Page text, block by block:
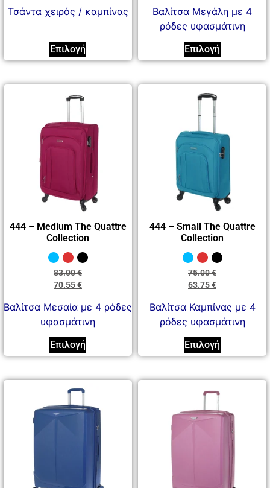
Τσάντα χειρός / καμπίνας
Επιλογή
Βαλίτσα Μεγάλη με 4
ρόδες υφασμάτινη
Επιλογή
444 – Medium The Quattre
Collection
83.00€
70.55€
Βαλίτσα Μεσαία με 4 ρόδες
υφασμάτινη
Επιλογή
444 – Small The Quattre
Collection
75.00€
63.75€
Βαλίτσα Καμπίνας με 4
ρόδες υφασμάτινη
Επιλογή